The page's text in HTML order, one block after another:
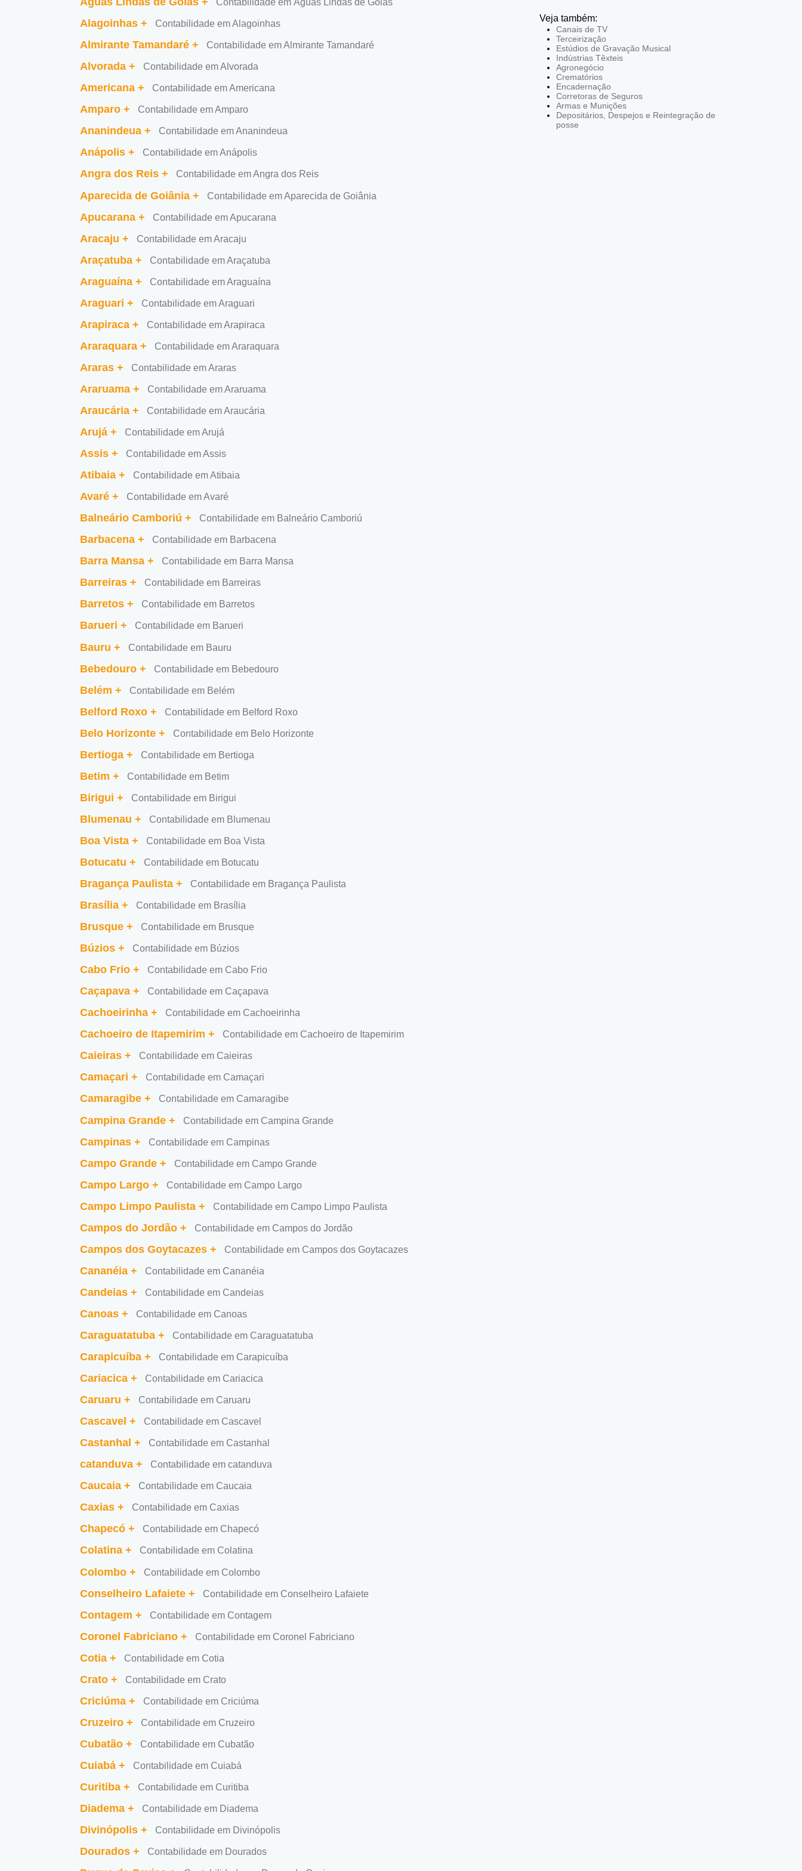
Contabilidade em Águas Lindas de Goiás
Alagoinhas + Contabilidade em Alagoinhas
Almirante Tamandaré + Contabilidade em Almirante Tamandaré
Alvorada + Contabilidade em Alvorada
Americana + Contabilidade em Americana
Amparo + Contabilidade em Amparo
Ananindeua + Contabilidade em Ananindeua
Anápolis + Contabilidade em Anápolis
Angra dos Reis + Contabilidade em Angra dos Reis
Aparecida de Goiânia + Contabilidade em Aparecida de Goiânia
Apucarana + Contabilidade em Apucarana
Aracaju + Contabilidade em Aracaju
Araçatuba + Contabilidade em Araçatuba
Araguaína + Contabilidade em Araguaína
Araguari + Contabilidade em Araguari
Arapiraca + Contabilidade em Arapiraca
Araraquara + Contabilidade em Araraquara
Araras + Contabilidade em Araras
Araruama + Contabilidade em Araruama
Araucária + Contabilidade em Araucária
Arujá + Contabilidade em Arujá
Assis + Contabilidade em Assis
Atibaia + Contabilidade em Atibaia
Avaré + Contabilidade em Avaré
Balneário Camboriú + Contabilidade em Balneário Camboriú
Barbacena + Contabilidade em Barbacena
Barra Mansa + Contabilidade em Barra Mansa
Barreiras + Contabilidade em Barreiras
Barretos + Contabilidade em Barretos
Barueri + Contabilidade em Barueri
Bauru + Contabilidade em Bauru
Bebedouro + Contabilidade em Bebedouro
Belém + Contabilidade em Belém
Belford Roxo + Contabilidade em Belford Roxo
Belo Horizonte + Contabilidade em Belo Horizonte
Bertioga + Contabilidade em Bertioga
Betim + Contabilidade em Betim
Birigui + Contabilidade em Birigui
Blumenau + Contabilidade em Blumenau
Boa Vista + Contabilidade em Boa Vista
Botucatu + Contabilidade em Botucatu
Bragança Paulista + Contabilidade em Bragança Paulista
Brasília + Contabilidade em Brasília
Brusque + Contabilidade em Brusque
Búzios + Contabilidade em Búzios
Cabo Frio + Contabilidade em Cabo Frio
Caçapava + Contabilidade em Caçapava
Cachoeirinha + Contabilidade em Cachoeirinha
Cachoeiro de Itapemirim + Contabilidade em Cachoeiro de Itapemirim
Caieiras + Contabilidade em Caieiras
Camaçari + Contabilidade em Camaçari
Camaragibe + Contabilidade em Camaragibe
Campina Grande + Contabilidade em Campina Grande
Campinas + Contabilidade em Campinas
Campo Grande + Contabilidade em Campo Grande
Campo Largo + Contabilidade em Campo Largo
Campo Limpo Paulista + Contabilidade em Campo Limpo Paulista
Campos do Jordão + Contabilidade em Campos do Jordão
Campos dos Goytacazes + Contabilidade em Campos dos Goytacazes
Cananéia + Contabilidade em Cananéia
Candeias + Contabilidade em Candeias
Canoas + Contabilidade em Canoas
Caraguatatuba + Contabilidade em Caraguatatuba
Carapicuíba + Contabilidade em Carapicuíba
Cariacica + Contabilidade em Cariacica
Caruaru + Contabilidade em Caruaru
Cascavel + Contabilidade em Cascavel
Castanhal + Contabilidade em Castanhal
catanduva + Contabilidade em catanduva
Caucaia + Contabilidade em Caucaia
Caxias + Contabilidade em Caxias
Chapecó + Contabilidade em Chapecó
Colatina + Contabilidade em Colatina
Colombo + Contabilidade em Colombo
Conselheiro Lafaiete + Contabilidade em Conselheiro Lafaiete
Contagem + Contabilidade em Contagem
Coronel Fabriciano + Contabilidade em Coronel Fabriciano
Cotia + Contabilidade em Cotia
Crato + Contabilidade em Crato
Criciúma + Contabilidade em Criciúma
Cruzeiro + Contabilidade em Cruzeiro
Cubatão + Contabilidade em Cubatão
Cuiabá + Contabilidade em Cuiabá
Curitiba + Contabilidade em Curitiba
Diadema + Contabilidade em Diadema
Divinópolis + Contabilidade em Divinópolis
Dourados + Contabilidade em Dourados
Veja também:
Canais de TV
Terceirização
Estúdios de Gravação Musical
Indústrias Têxteis
Agronegócio
Crematórios
Encadernação
Corretoras de Seguros
Armas e Munições
Depositários, Despejos e Reintegração de
posse